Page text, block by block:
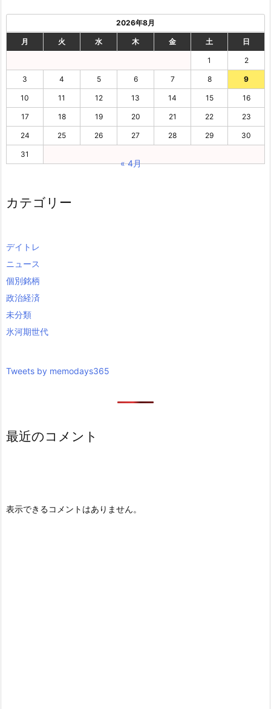
2026年8月
月 火 水 木 金 土 日
1 2
3 4 5 6 7 8 9
10 11 12 13 14 15 16
17 18 19 20 21 22 23
24 25 26 27 28 29 30
31
« 4月
カテゴリー
デイトレ
ニュース
個別銘柄
政治経済
未分類
氷河期世代
Tweets by memodays365
最近のコメント
表示できるコメントはありません。